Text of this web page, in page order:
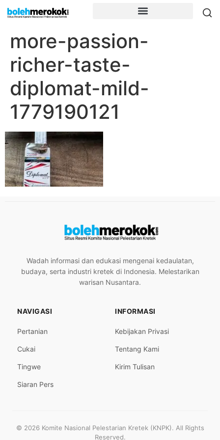
more-passion-
richer-taste-
diplomat-mild-
1779190121
Wadah informasi dan edukasi mengenai kedaulatan,
budaya, serta industri kretek di Indonesia. Melestarikan
warisan Nusantara.
NAVIGASI
Pertanian
Cukai
Tingwe
Siaran Pers
INFORMASI
Kebijakan Privasi
Tentang Kami
Kirim Tulisan
© 2026 Komite Nasional Pelestarian Kretek (KNPK). All Rights
Reserved.